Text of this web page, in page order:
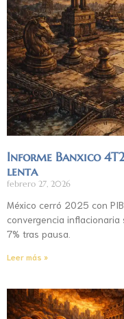
Informe Banxico
lenta
febrero 27, 2026
México cerró 2025 con
convergencia
7% tras pausa.
Leer más »